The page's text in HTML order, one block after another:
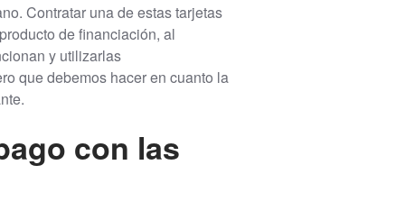
Contratar una de estas tarjetas
de financiación, al
y utilizarlas
que debemos hacer en cuanto la
con las